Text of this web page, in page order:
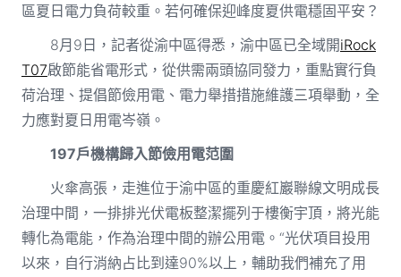
區夏日電力負荷較重。若何確保迎峰度夏供電穩固平安？
8月9日，記者從渝中區得悉，渝中區已全域開iRock
T07啟節能省電形式，從供需兩頭協同發力，重點實行負
荷治理、提倡節儉用電、電力舉措措施維護三項舉動，全
力應對夏日用電岑嶺。
197戶機構歸入節儉用電范圍
火傘高張，走進位于渝中區的重慶紅巖聯線文明成長
治理中間，一排排光伏電板整潔擺列于樓衡宇頂，將光能
轉化為電能，作為治理中間的辦公用電。“光伏項目投用
以來，自行消納占比到達90%以上，輔助我們補充了用